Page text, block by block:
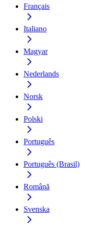
Français
Italiano
Magyar
Nederlands
Norsk
Polski
Português
Português (Brasil)
Română
Svenska